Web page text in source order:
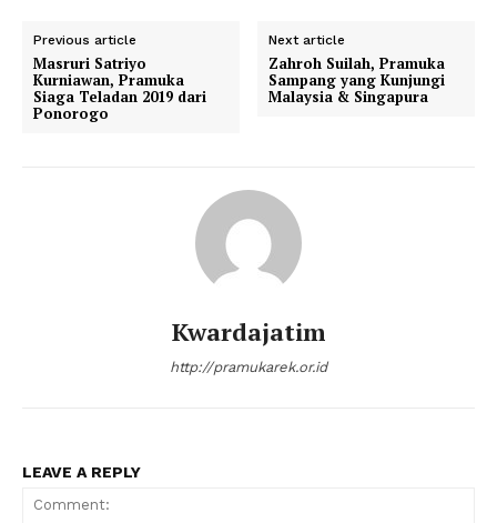
Previous article
Masruri Satriyo
Kurniawan, Pramuka
Siaga Teladan 2019 dari
Ponorogo
Next article
Zahroh Suilah, Pramuka
Sampang yang Kunjungi
Malaysia & Singapura
Kwardajatim
http://pramukarek.or.id
LEAVE A REPLY